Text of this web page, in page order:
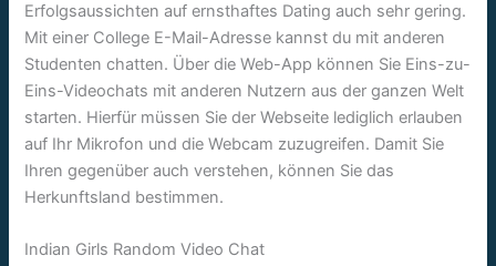
Erfolgsaussichten auf ernsthaftes Dating auch sehr gering.
Mit einer College E-Mail-Adresse kannst du mit anderen
Studenten chatten. Über die Web-App können Sie Eins-zu-
Eins-Videochats mit anderen Nutzern aus der ganzen Welt
starten. Hierfür müssen Sie der Webseite lediglich erlauben
auf Ihr Mikrofon und die Webcam zuzugreifen. Damit Sie
Ihren gegenüber auch verstehen, können Sie das
Herkunftsland bestimmen.
Indian Girls Random Video Chat